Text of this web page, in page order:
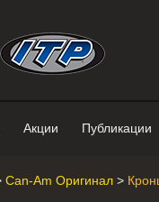
Акции Публикации
магазин
Can-Am Оригинал >